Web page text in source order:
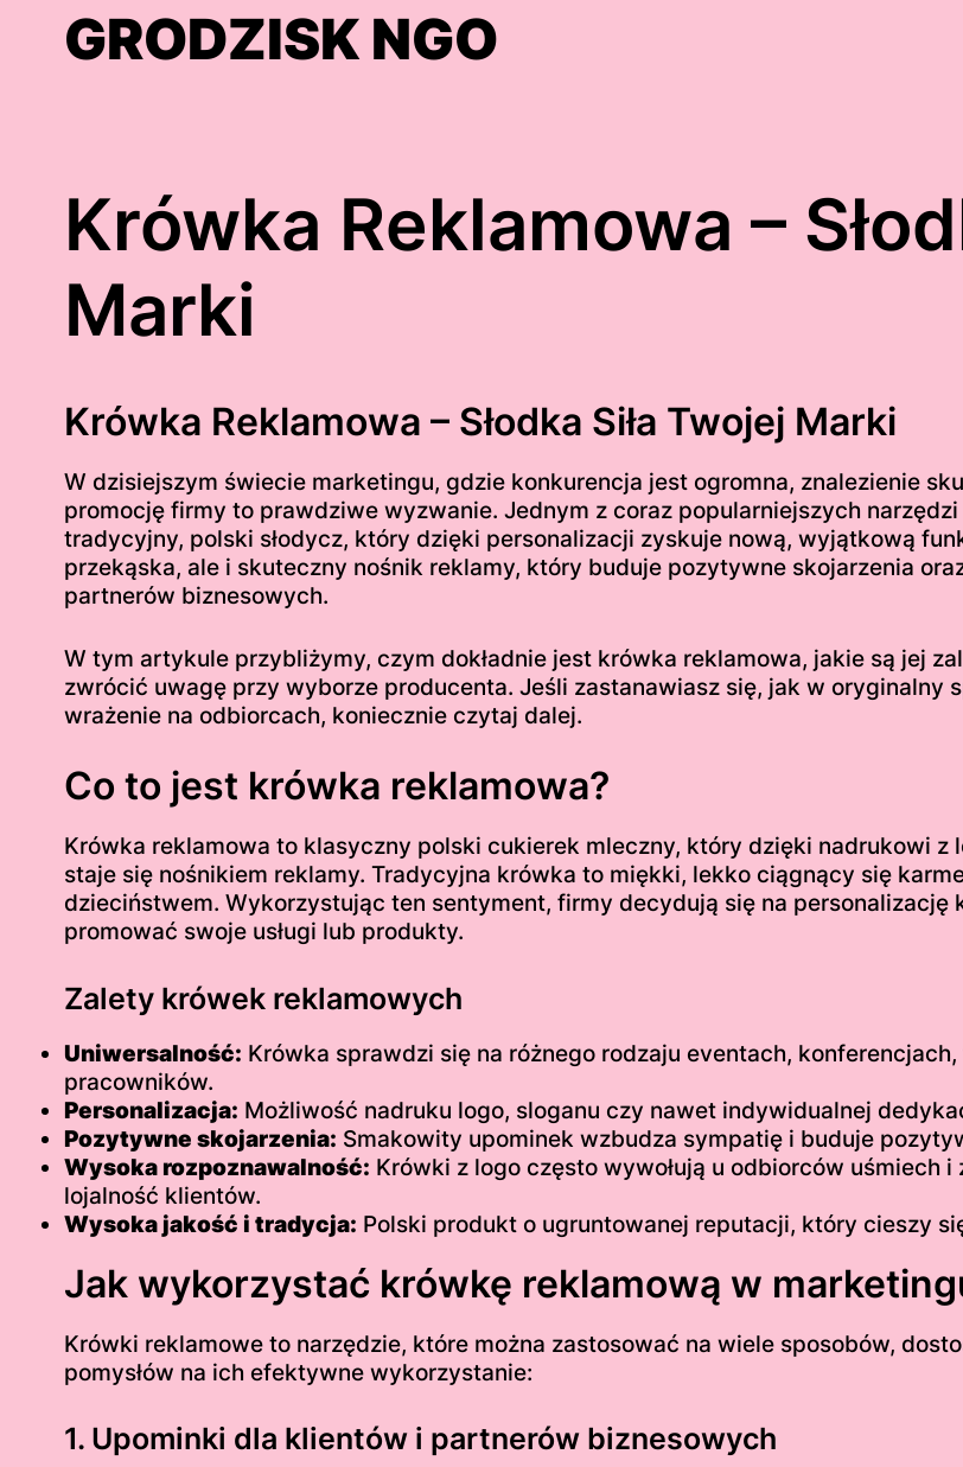
GRODZISK NGO
Krówka Reklamowa –
Marki
Krówka Reklamowa – Słodka Siła Twojej Marki
W dzisiejszym świecie marketingu, gdzie konkurencja jest ogromna, znalezienie
promocję firmy to prawdziwe wyzwanie. Jednym z coraz popularniejszych
tradycyjny, polski słodycz, który dzięki personalizacji zyskuje nową, wyjątkową
przekąska, ale i skuteczny nośnik reklamy, który buduje pozytywne skojarzenia
partnerów biznesowych.
W tym artykule przybliżymy, czym dokładnie jest krówka reklamowa, jakie są jej
zwrócić uwagę przy wyborze producenta. Jeśli zastanawiasz się, jak w oryginalny
wrażenie na odbiorcach, koniecznie czytaj dalej.
Co to jest krówka reklamowa?
Krówka reklamowa to klasyczny polski cukierek mleczny, który dzięki nadrukowi
staje się nośnikiem reklamy. Tradycyjna krówka to miękki, lekko ciągnący się
dzieciństwem. Wykorzystując ten sentyment, firmy decydują się na
promować swoje usługi lub produkty.
Zalety krówek reklamowych
Uniwersalność: Krówka sprawdzi się na różnego rodzaju eventach,
pracowników.
Personalizacja: Możliwość nadruku logo, sloganu czy nawet indywidualnej
Pozytywne skojarzenia: Smakowity upominek wzbudza sympatię i buduje
Wysoka rozpoznawalność: Krówki z logo często wywołują u odbiorców uśmiech
lojalność klientów.
Wysoka jakość i tradycja: Polski produkt o ugruntowanej reputacji, który cieszy
Jak wykorzystać krówkę reklamową w
Krówki reklamowe to narzędzie, które można zastosować na wiele sposobów,
pomysłów na ich efektywne wykorzystanie:
1. Upominki dla klientów i partnerów biznesowych